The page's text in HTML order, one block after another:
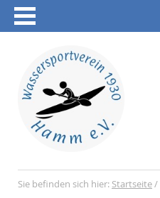
Sie befinden sich hier: Startseite/